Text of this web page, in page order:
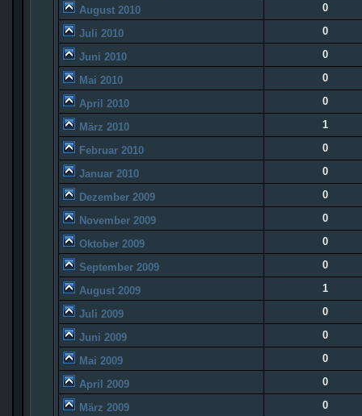
August 2010 0
Juli 2010 0
Juni 2010 0
Mai 2010 0
April 2010 0
März 2010 1
Februar 2010 0
Januar 2010 0
Dezember 2009 0
November 2009 0
Oktober 2009 0
September 2009 0
August 2009 1
Juli 2009 0
Juni 2009 0
Mai 2009 0
April 2009 0
März 2009 0